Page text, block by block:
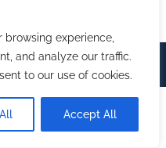
browsing experience,
and analyze our traffic.
to our use of cookies.
Accept All
by House of Marketing